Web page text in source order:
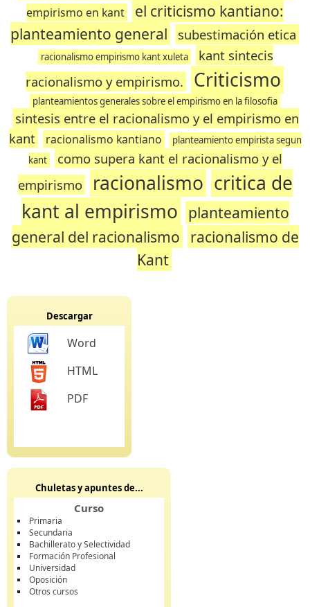
empirismo en kant
el criticismo kantiano:
planteamiento general
subestimación etica
racionalismo empirismo kant xuleta
kant sintecis
racionalismo y empirismo.
Criticismo
planteamientos generales sobre el empirismo en la filosofia
sintesis entre el racionalismo y el empirismo en
kant
racionalismo kantiano
planteamiento empirista segun
kant
como supera kant el racionalismo y el
empirismo
racionalismo critica de
kant al empirismo planteamiento
general del racionalismo racionalismo de
Kant
Descargar
Word
HTML
PDF
Chuletas y apuntes de...
Curso
Primaria
Secundaria
Bachillerato y Selectividad
Formación Profesional
Universidad
Oposición
Otros cursos